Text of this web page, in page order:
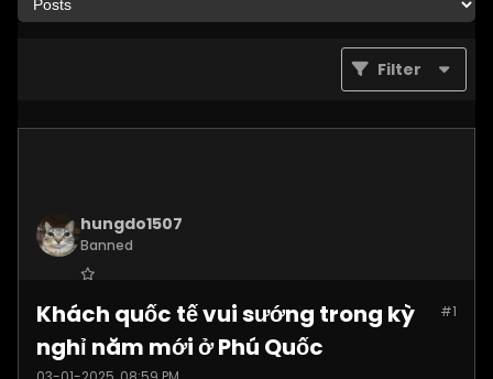
Filter
hungdo1507
Banned
Posts: 3873 #1
Khách quốc tế vui sướng trong kỳ
nghỉ năm mới ở Phú Quốc